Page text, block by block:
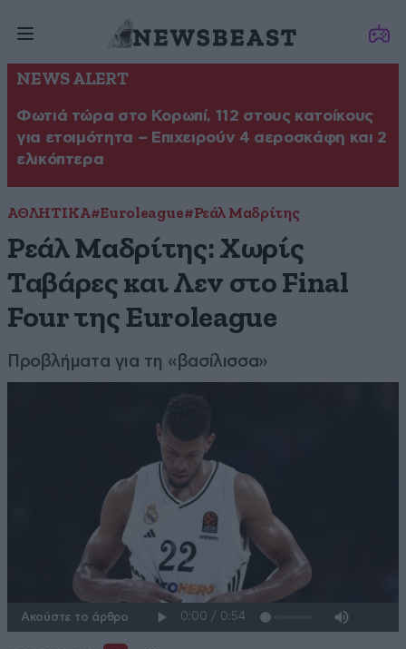
NEWS ALERT
Φωτιά τώρα στο Κορωπί, 112 στους κατοίκους
για ετοιμότητα – Επιχειρούν 4 αεροσκάφη και 2
ελικόπτερα
ΑΘΛΗΤΙΚΑ#Euroleague#Ρεάλ Μαδρίτης
Ρεάλ Μαδρίτης: Χωρίς
Ταβάρες και Λεν στο Final
Four της Euroleague
Προβλήματα για τη «βασίλισσα»
Ακούστε το άρθρο